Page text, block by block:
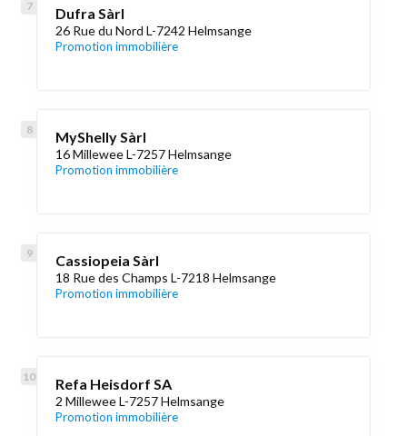
Dufra Sàrl
26 Rue du Nord L-7242 Helmsange
Promotion immobilière
MyShelly Sàrl
16 Millewee L-7257 Helmsange
Promotion immobilière
Cassiopeia Sàrl
18 Rue des Champs L-7218 Helmsange
Promotion immobilière
Refa Heisdorf SA
2 Millewee L-7257 Helmsange
Promotion immobilière